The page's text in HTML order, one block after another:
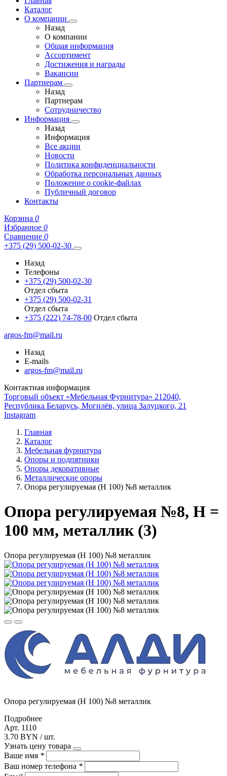
Каталог
О компании
Назад
О компании
Общая информация
Ассортимент
Достижения и награды
Вакансии
Партнерам
Назад
Партнерам
Сотрудничество
Информация
Назад
Информация
Все акции
Новости
Политика конфиденциальности
Обработка персональных данных
Положение о cookie-файлах
Публичный договор
Контакты
Корзина 0
Избранное 0
Сравнение 0
+375 (29) 500-02-30
Назад
Телефоны
+375 (29) 500-02-30
Отдел сбыта
+375 (29) 500-02-31
Отдел сбыта
+375 (222) 74-78-00 Отдел сбыта
argos-fm@mail.ru
Назад
E-mails
argos-fm@mail.ru
Контактная информация
Торговый объект «Мебельная Фурнитура» 212040,
Республика Беларусь, Могилёв, улица Залуцкого, 21
Instagram
Главная
Каталог
Мебельная фурнитура
Опоры и подпятники
Опоры декоративные
Металлические опоры
Опора регулируемая (Н 100) №8 металлик
Опора регулируемая №8, H =
100 мм, металлик (3)
Опора регулируемая (Н 100) №8 металлик
Опора регулируемая (Н 100) №8 металлик
Подробнее
Арт. 1110
3.70 BYN / шт.
Узнать цену товара
Ваше имя *
Ваш номер телефона *